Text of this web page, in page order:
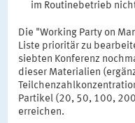
im Routinebetrieb
Die "Working Party on
Liste prioritär zu
siebten Konferenz
dieser Materialien
Partikel (20, 50, 100,
erreichen.